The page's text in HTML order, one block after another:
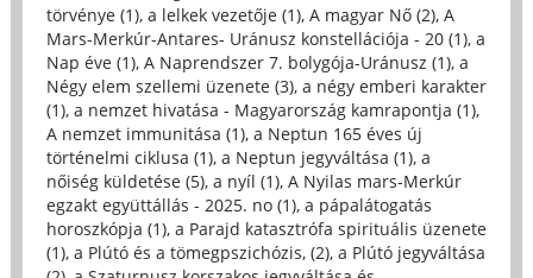
törvénye (1), a lelkek vezetője (1), A magyar Nő (2), A
Mars-Merkúr-Antares- Uránusz konstellációja - 20 (1), a
Nap éve (1), A Naprendszer 7. bolygója-Uránusz (1), a
Négy elem szellemi üzenete (3), a négy emberi karakter
(1), a nemzet hivatása - Magyarország kamrapontja (1),
A nemzet immunitása (1), a Neptun 165 éves új
történelmi ciklusa (1), a Neptun jegyváltása (1), a
nőiség küldetése (5), a nyíl (1), A Nyilas mars-Merkúr
egzakt együttállás - 2025. no (1), a pápalátogatás
horoszkópja (1), a Parajd katasztrófa spirituális üzenete
(1), a Plútó és a tömegpszichózis, (2), a Plútó jegyváltása